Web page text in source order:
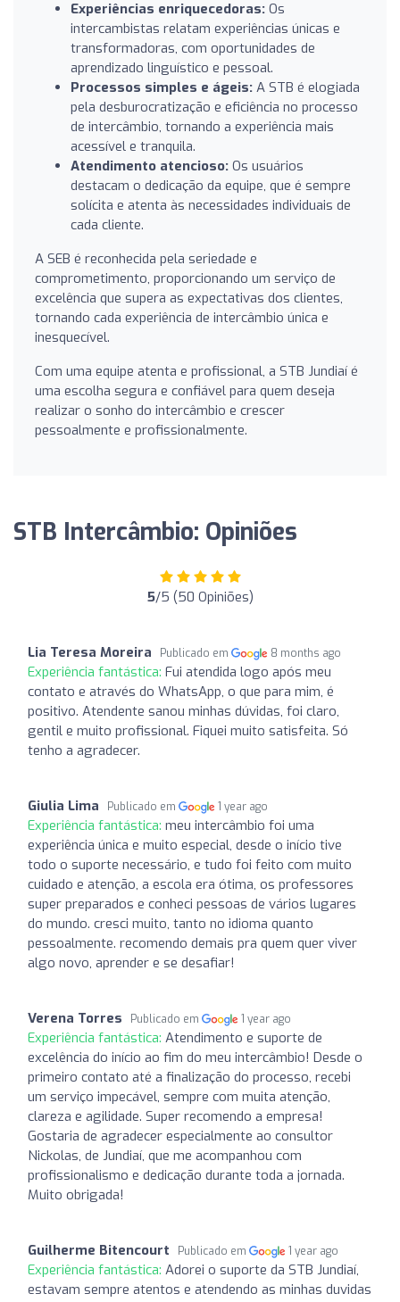
Experiências enriquecedoras: Os
intercambistas relatam experiências únicas e
transformadoras, com oportunidades de
aprendizado linguístico e pessoal.
Processos simples e ágeis: A STB é elogiada
pela desburocratização e eficiência no processo
de intercâmbio, tornando a experiência mais
acessível e tranquila.
Atendimento atencioso: Os usuários
destacam o dedicação da equipe, que é sempre
solícita e atenta às necessidades individuais de
cada cliente.
A SEB é reconhecida pela seriedade e
comprometimento, proporcionando um serviço de
excelência que supera as expectativas dos clientes,
tornando cada experiência de intercâmbio única e
inesquecível.
Com uma equipe atenta e profissional, a STB Jundiaí é
uma escolha segura e confiável para quem deseja
realizar o sonho do intercâmbio e crescer
pessoalmente e profissionalmente.
STB Intercâmbio: Opiniões
5/5 (50 Opiniões)
Lia Teresa Moreira Publicado em 8 months ago
Experiência fantástica: Fui atendida logo após meu
contato e através do WhatsApp, o que para mim, é
positivo. Atendente sanou minhas dúvidas, foi claro,
gentil e muito profissional. Fiquei muito satisfeita. Só
tenho a agradecer.
Giulia Lima Publicado em 1 year ago
Experiência fantástica: meu intercâmbio foi uma
experiência única e muito especial, desde o início tive
todo o suporte necessário, e tudo foi feito com muito
cuidado e atenção, a escola era ótima, os professores
super preparados e conheci pessoas de vários lugares
do mundo. cresci muito, tanto no idioma quanto
pessoalmente. recomendo demais pra quem quer viver
algo novo, aprender e se desafiar!
Verena Torres Publicado em 1 year ago
Experiência fantástica: Atendimento e suporte de
excelência do início ao fim do meu intercâmbio! Desde o
primeiro contato até a finalização do processo, recebi
um serviço impecável, sempre com muita atenção,
clareza e agilidade. Super recomendo a empresa!
Gostaria de agradecer especialmente ao consultor
Nickolas, de Jundiaí, que me acompanhou com
profissionalismo e dedicação durante toda a jornada.
Muito obrigada!
Guilherme Bitencourt Publicado em 1 year ago
Experiência fantástica: Adorei o suporte da STB Jundiaí,
estavam sempre atentos e atendendo as minhas duvidas